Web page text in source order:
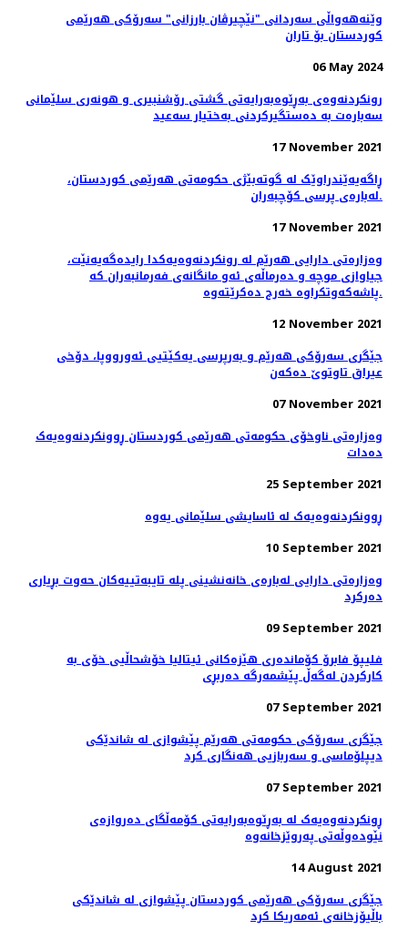
وێنه‌هه‌واڵی سه‌ردانی "نێچیرڤان بارزانی" سەرۆکی هەرێمی
کوردستان بۆ تاران
06 May 2024
رونکردنەوەی بەڕێوەبەرایەتی گشتی رۆشنبیری و هونەری سلێمانی
سەبارەت بە دەستگیرکردنی بەختیار سەعید
17 November 2021
ڕاگەیەێندراوێک لە گوتەبێژی حکومەتی ھەرێمی کوردستان،
لەبارەی پرسی کۆچبەران.
17 November 2021
وەزارەتی دارایی هەرێم لە رونکردنەوەیەکدا رایدەگەیەنێت،
جیاوازی موچە و دەرماڵەی ئەو مانگانەی فەرمانبەران کە
پاشەکەوتکراوە خەرج دەکرێتەوە.
12 November 2021
جێگری سەرۆکی هەرێم و بەرپرسی یەکێتیی ئەورووپا، دۆخى
عيراق تاوتوێ ده‌كه‌ن
07 November 2021
وەزارەتی ناوخۆی حکومەتی هەرێمی کوردستان ڕوونکردنەوەیەک
دەدات
25 September 2021
ڕوونکردنەوەیەک لە ئاسایشی سلێمانی یەوە
10 September 2021
وەزارەتی دارایی لەبارەی خانەنشینی پلە تایبەتییەکان حەوت بڕیاری
دەرکرد
09 September 2021
فلیپۆ فابرۆ کۆماندەری هێزەکانی ئیتالیا خۆشحاڵیی خۆی بە
كاركردن لەگەڵ پێشمەرگە دەربڕی
07 September 2021
جێگری سەرۆکی حکومەتی هەرێم پێشوازی لە شاندێکی
دیپلۆماسی و سەربازیی هەنگاری کرد
07 September 2021
ڕونکردنەوەیەک لە بەڕێوەبەرایەتی کۆمەڵگای دەروازەی
نێودەوڵەتی پەروێزخانەوە
14 August 2021
جێگری سەرۆکی هەرێمی کوردستان پێشوازی لە شاندێکی
باڵیۆزخانه‌ی ئه‌مه‌ریکا کرد